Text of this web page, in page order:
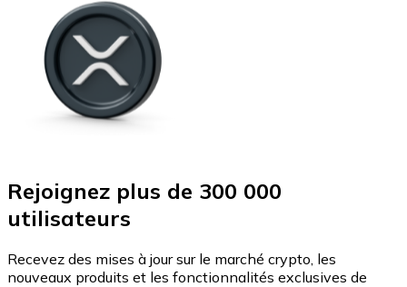
Rejoignez plus de 300 000
utilisateurs
Recevez des mises à jour sur le marché crypto, les
nouveaux produits et les fonctionnalités exclusives de